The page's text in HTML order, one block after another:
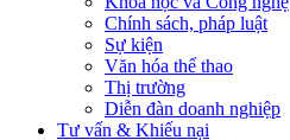
Chính sách, pháp luật
Sự kiện
Văn hóa thể thao
Thị trường
Diễn đàn doanh nghiệp
Tư vấn & Khiếu nại